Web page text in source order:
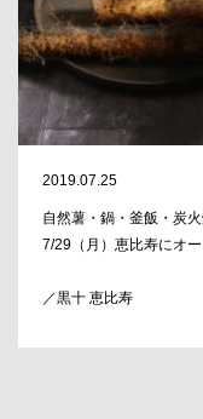
2019.07.25
自然薯・鍋・釜飯・炭
7/29（月）恵比寿にオー
／黒十 恵比寿